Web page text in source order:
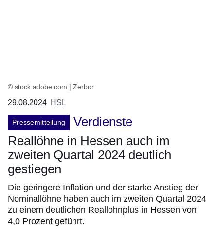
© stock.adobe.com | Zerbor
29.08.2024 HSL
Pressemitteilung
Verdienste
Reallöhne in Hessen auch im
zweiten Quartal 2024 deutlich
gestiegen
Die geringere Inflation und der starke Anstieg der
Nominallöhne haben auch im zweiten Quartal 2024
zu einem deutlichen Reallohnplus in Hessen von
4,0 Prozent geführt.